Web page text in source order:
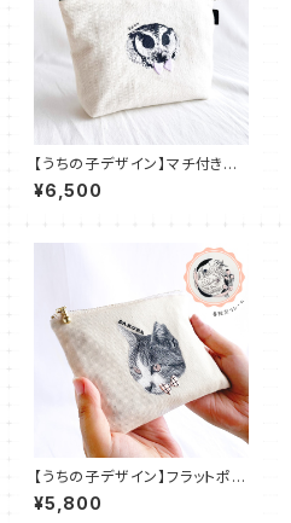
【うちの子デザイン】マチ付きポ
ーチ化粧ポーチ 大きめ おしゃ
れ かわいい プレゼント 名入れ
¥6,500
【うちの子デザイン】フラットポー
チ ファスナーポーチ ポケットテ
ィッシュ入れ付き【刺繍】UT001
¥5,800